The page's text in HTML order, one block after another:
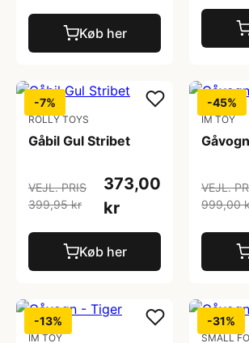
Køb her
-7%
ROLLY TOYS
Gåbil Gul Stribet
VEJL. PRIS
399,95 kr
373,00
kr
Køb her
-45%
IM TOY
VEJL.
999,00
-13%
IM TOY
-31%
SMALL